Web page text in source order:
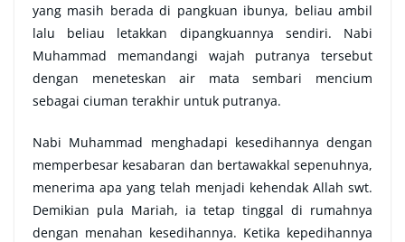
yang masih berada di pangkuan ibunya, beliau ambil
lalu beliau letakkan dipangkuannya sendiri. Nabi
Muhammad memandangi wajah putranya tersebut
dengan meneteskan air mata sembari mencium
sebagai ciuman terakhir untuk putranya.
Nabi Muhammad menghadapi kesedihannya dengan
memperbesar kesabaran dan bertawakkal sepenuhnya,
menerima apa yang telah menjadi kehendak Allah swt.
Demikian pula Mariah, ia tetap tinggal di rumahnya
dengan menahan kesedihannya. Ketika kepedihannya